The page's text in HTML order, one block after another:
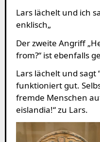
Lars lächelt und ich
enklisch„
Der zweite Angriff
from?“ ist ebenfalls
Lars lächelt und sagt
funktioniert gut.
fremde Menschen
eislandia!“ zu Lars.